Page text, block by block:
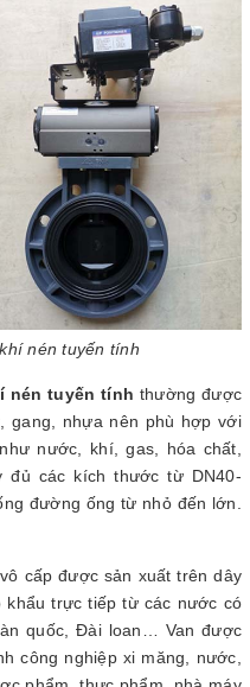
nén tuyến tính
nén tuyến tính thường được
gang, nhựa nên phù hợp với
nước, khí, gas, hóa chất,
đủ các kích thước từ DN40-
đường ống từ nhỏ đến lớn.
vô cấp được sản xuất trên dây
khẩu trực tiếp từ các nước có
quốc, Đài loan… Van được
công nghiệp xi măng, nước,